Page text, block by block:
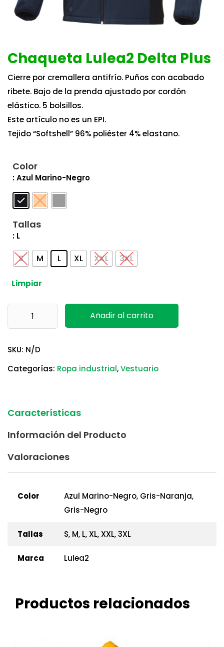
Chaqueta Lulea2 Delta Plus
Cierre por cremallera antifrío. Puños con acabado
ribete. Bajo de la prenda ajustado por cordón
elástico. 5 bolsillos.
Este artículo no es un EPI.
Tejido “Softshell” 96% poliéster 4% elastano.
Color
: Azul Marino-Negro
Tallas
: L
S M L XL XXL 3XL
Limpiar
Chaqueta Lulea2 Delta Plus cantidad
Añadir al carrito
SKU: N/D
Categorías: Ropa industrial,Vestuario
Características
Información del Producto
Valoraciones
Color
Azul Marino-Negro, Gris-Naranja,
Gris-Negro
Tallas S, M, L, XL, XXL, 3XL
Marca Lulea2
Productos relacionados